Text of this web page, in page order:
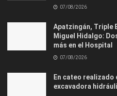
07/08/2026
Apatzingán, Triple
Miguel Hidalgo:
más en el Hospital
07/08/2026
En cateo realizado
excavadora